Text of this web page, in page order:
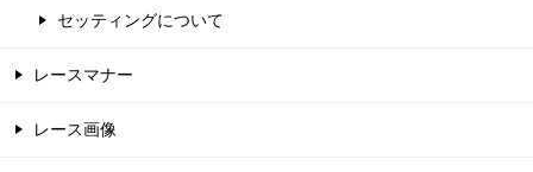
セッティングについて
レースマナー
レース画像